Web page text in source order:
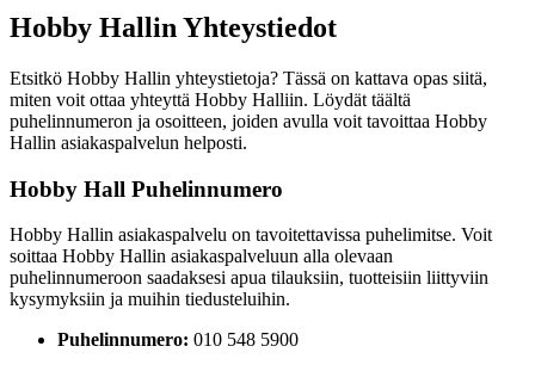
Hobby Hallin Yhteystiedot
Etsitkö Hobby Hallin yhteystietoja? Tässä on kattava opas siitä,
miten voit ottaa yhteyttä Hobby Halliin. Löydät täältä
puhelinnumeron ja osoitteen, joiden avulla voit tavoittaa Hobby
Hallin asiakaspalvelun helposti.
Hobby Hall Puhelinnumero
Hobby Hallin asiakaspalvelu on tavoitettavissa puhelimitse. Voit
soittaa Hobby Hallin asiakaspalveluun alla olevaan
puhelinnumeroon saadaksesi apua tilauksiin, tuotteisiin liittyviin
kysymyksiin ja muihin tiedusteluihin.
Puhelinnumero: 010 548 5900